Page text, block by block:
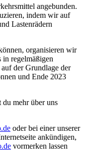
angebunden.
indem wir auf
Lastenrädern
organisieren wir
in regelmäßigen
der Grundlage der
und Ende 2023
du mehr über uns
oder bei einer unserer
ankündigen,
vormerken lassen